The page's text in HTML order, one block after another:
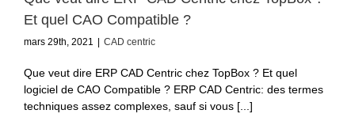
Et quel CAO Compatible ?
mars 29th, 2021 | CAD centric
Que veut dire ERP CAD Centric chez TopBox ? Et quel
logiciel de CAO Compatible ? ERP CAD Centric: des termes
techniques assez complexes, sauf si vous [...]